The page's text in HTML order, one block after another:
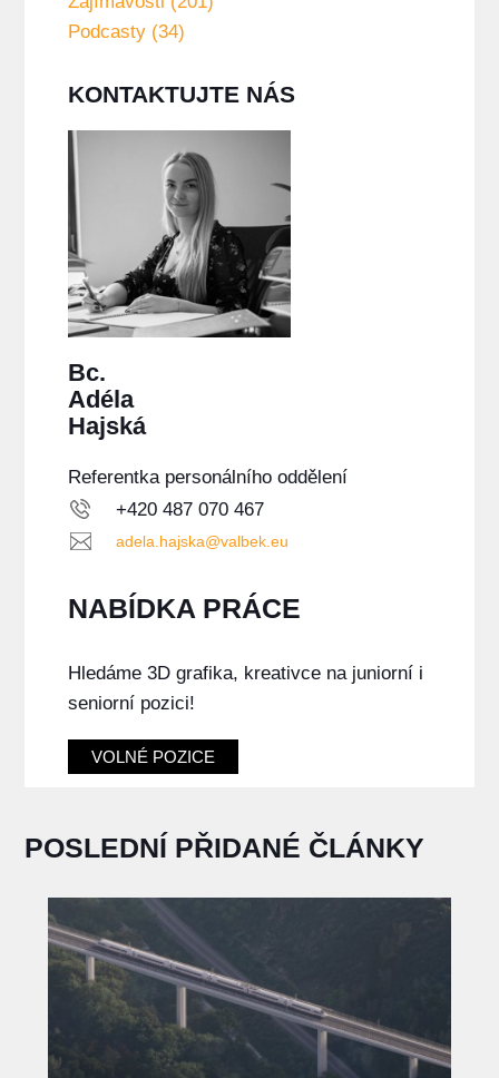
Podcasty (34)
KONTAKTUJTE NÁS
Bc.
Adéla
Hajská
Referentka personálního oddělení
+420 487 070 467
adela.hajska@valbek.eu
NABÍDKA PRÁCE
Hledáme 3D grafika, kreativce na juniorní i
seniorní pozici!
VOLNÉ POZICE
POSLEDNÍ PŘIDANÉ ČLÁNKY